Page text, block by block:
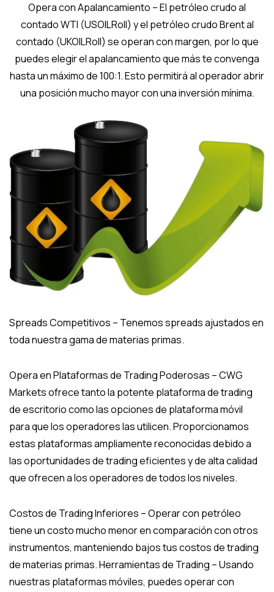
Opera con Apalancamiento – El petróleo crudo al
contado WTI (USOILRoll) y el petróleo crudo Brent al
contado (UKOILRoll) se operan con margen, por lo que
puedes elegir el apalancamiento que más te convenga
hasta un máximo de 100:1. Esto permitirá al operador abrir
una posición mucho mayor con una inversión mínima.
Spreads Competitivos – Tenemos spreads ajustados en
toda nuestra gama de materias primas.
Opera en Plataformas de Trading Poderosas – CWG
Markets ofrece tanto la potente plataforma de trading
de escritorio como las opciones de plataforma móvil
para que los operadores las utilicen. Proporcionamos
estas plataformas ampliamente reconocidas debido a
las oportunidades de trading eficientes y de alta calidad
que ofrecen a los operadores de todos los niveles.
Costos de Trading Inferiores – Operar con petróleo
tiene un costo mucho menor en comparación con otros
instrumentos, manteniendo bajos tus costos de trading
de materias primas. Herramientas de Trading – Usando
nuestras plataformas móviles, puedes operar con